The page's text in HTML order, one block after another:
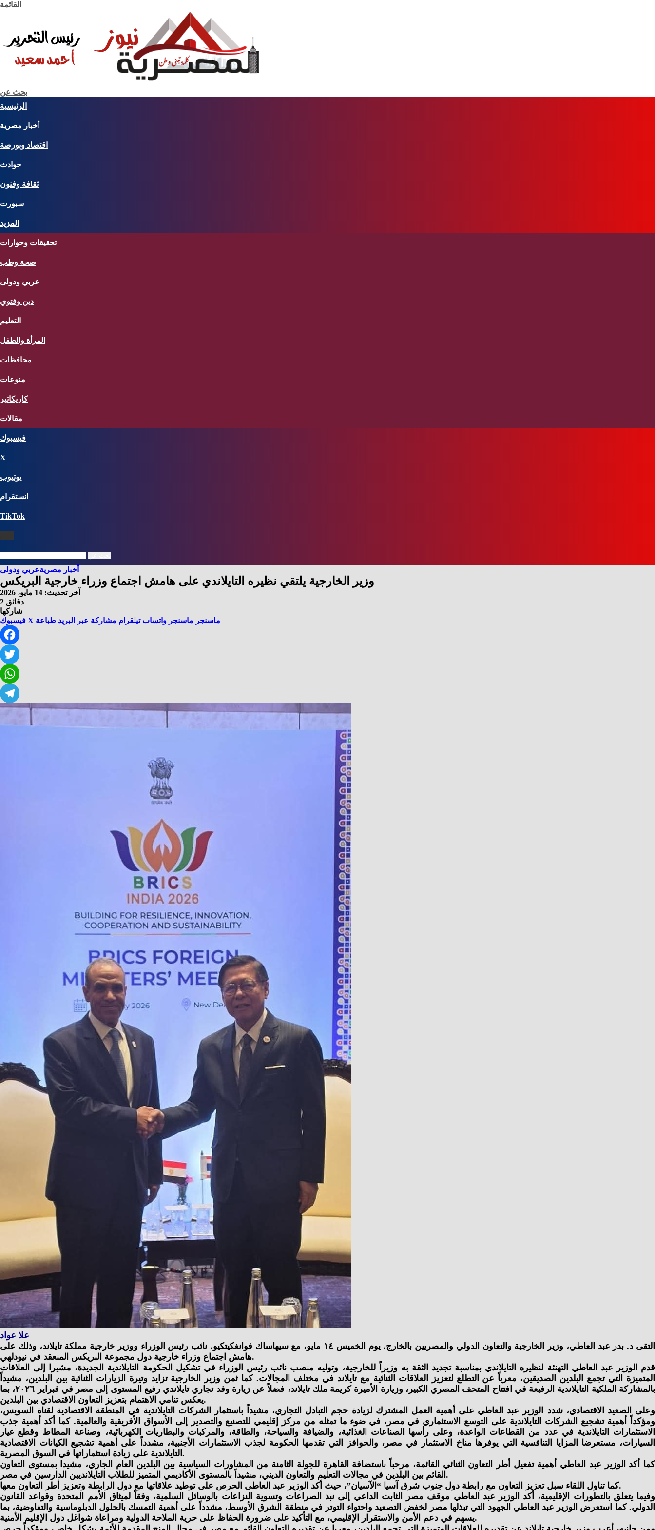
القائمة
بحث عن
الرئيسية
أخبار مصرية
اقتصاد وبورصة
حوادث
ثقافة وفنون
سبورت
المزيد
تحقيقات وحوارات
صحة وطب
عربي ودولى
دين وفتوي
التعليم
المرأة والطفل
محافظات
منوعات
كاريكاتير
مقالات
فيسبوك
X
يوتيوب
انستقرام
‫TikTok
أخبار مصريةعربي ودولى
وزير الخارجية يلتقي نظيره التايلاندي على هامش اجتماع وزراء خارجية البريكس
آخر تحديث: 14 مايو، 2026
2 دقائق
شاركها
فيسبوك X ماسنجر ماسنجر واتساب تيلقرام مشاركة عبر البريد طباعة
Telegram
التقى د. بدر عبد العاطي، وزير الخارجية والتعاون الدولي والمصريين بالخارج، يوم الخميس ١٤ مايو، مع سيهاساك فوانغكيتكيو، نائب رئيس الوزراء ووزير خارجية مملكة تايلاند، وذلك على
هامش اجتماع وزراء خارجية دول مجموعة البريكس المنعقد في نيودلهي.
قدم الوزير عبد العاطي التهنئة لنظيره التايلاندي بمناسبة تجديد الثقة به وزيراً للخارجية، وتوليه منصب نائب رئيس الوزراء في تشكيل الحكومة التايلاندية الجديدة، مشيرا إلى العلاقات
المتميزة التي تجمع البلدين الصديقين، معرباً عن التطلع لتعزيز العلاقات الثنائية مع تايلاند في مختلف المجالات. كما ثمن وزير الخارجية تزايد وتيرة الزيارات الثنائية بين البلدين، مشيداً
بالمشاركة الملكية التايلاندية الرفيعة في افتتاح المتحف المصري الكبير، وزيارة الأميرة كريمة ملك تايلاند، فضلاً عن زيارة وفد تجاري تايلاندي رفيع المستوى إلى مصر في فبراير ٢٠٢٦، بما
يعكس تنامي الاهتمام بتعزيز التعاون الاقتصادي بين البلدين.
وعلى الصعيد الاقتصادي، شدد الوزير عبد العاطي على أهمية العمل المشترك لزيادة حجم التبادل التجاري، مشيداً باستثمار الشركات التايلاندية في المنطقة الاقتصادية لقناة السويس،
ومؤكداً أهمية تشجيع الشركات التايلاندية على التوسع الاستثماري في مصر، في ضوء ما تمثله من مركز إقليمي للتصنيع والتصدير إلى الأسواق الأفريقية والعالمية. كما أكد أهمية جذب
الاستثمارات التايلاندية في عدد من القطاعات الواعدة، وعلى رأسها الصناعات الغذائية، والضيافة والسياحة، والطاقة، والمركبات والبطاريات الكهربائية، وصناعة المطاط وقطع غيار
السيارات، مستعرضا المزايا التنافسية التي يوفرها مناخ الاستثمار في مصر، والحوافز التي تقدمها الحكومة لجذب الاستثمارات الأجنبية، مشدداً على أهمية تشجيع الكيانات الاقتصادية
التايلاندية على زيادة استثماراتها في السوق المصرية.
كما أكد الوزير عبد العاطي أهمية تفعيل أطر التعاون الثنائي القائمة، مرحباً باستضافة القاهرة للجولة الثامنة من المشاورات السياسية بين البلدين العام الجاري، مشيدا بمستوى التعاون
القائم بين البلدين في مجالات التعليم والتعاون الديني، مشيداً بالمستوى الأكاديمي المتميز للطلاب التايلانديين الدارسين في مصر.
كما تناول اللقاء سبل تعزيز التعاون مع رابطة دول جنوب شرق آسيا “الآسيان”، حيث أكد الوزير عبد العاطي الحرص على توطيد علاقاتها مع دول الرابطة وتعزيز أطر التعاون معها.
وفيما يتعلق بالتطورات الإقليمية، أكد الوزير عبد العاطي موقف مصر الثابت الداعي إلى نبذ الصراعات وتسوية النزاعات بالوسائل السلمية، وفقاً لميثاق الأمم المتحدة وقواعد القانون
الدولي. كما استعرض الوزير عبد العاطي الجهود التي تبذلها مصر لخفض التصعيد واحتواء التوتر في منطقة الشرق الأوسط، مشدداً على أهمية التمسك بالحلول الدبلوماسية والتفاوضية، بما
يسهم في دعم الأمن والاستقرار الإقليمي، مع التأكيد على ضرورة الحفاظ على حرية الملاحة الدولية ومراعاة شواغل دول الإقليم الأمنية.